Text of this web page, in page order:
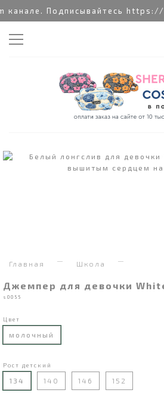
Подписывайтесь
Главная Школа
Джемпер для девочки
s0055
Цвет
молочный
Рост детский
134 140 146 152